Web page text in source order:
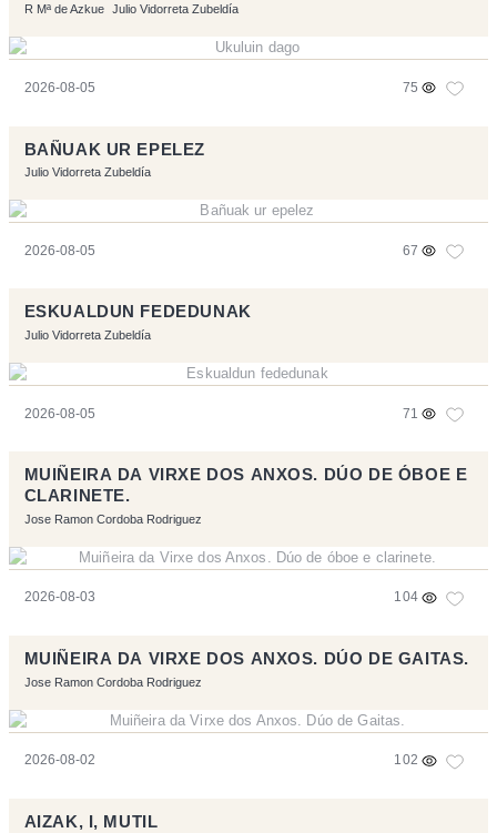
R Mª de Azkue Julio Vidorreta Zubeldía
2026-08-05 75
BAÑUAK UR EPELEZ
Julio Vidorreta Zubeldía
2026-08-05 67
ESKUALDUN FEDEDUNAK
Julio Vidorreta Zubeldía
2026-08-05 71
MUIÑEIRA DA VIRXE DOS ANXOS. DÚO DE ÓBOE E
CLARINETE.
Jose Ramon Cordoba Rodriguez
2026-08-03 104
MUIÑEIRA DA VIRXE DOS ANXOS. DÚO DE GAITAS.
Jose Ramon Cordoba Rodriguez
2026-08-02 102
AIZAK, I, MUTIL